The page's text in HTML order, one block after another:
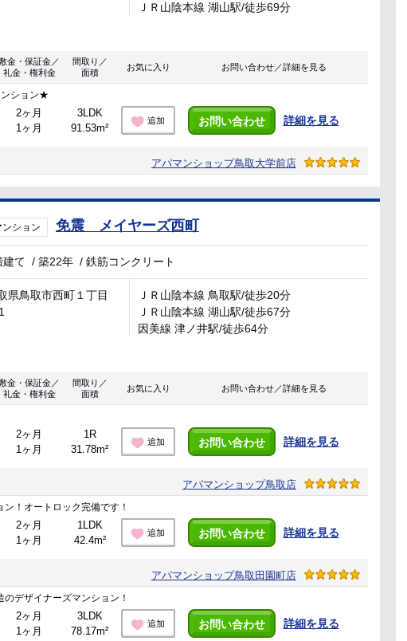
ＪＲ山陰本線 湖山駅/徒歩69分
金・保証金／
礼金・権利金
間取り／
面積
お気に入り お問い合わせ／詳細を見る
ション★
2ヶ月
1ヶ月
3LDK
91.53m²
追加 お問い合わせ 詳細を見る
アパマンショップ鳥取大学前店
ンション 免震 メイヤーズ西町
建て /築22年 /鉄筋コンクリート
県鳥取市西町１丁目
ＪＲ山陰本線 鳥取駅/徒歩20分
ＪＲ山陰本線 湖山駅/徒歩67分
因美線 津ノ井駅/徒歩64分
金・保証金／
礼金・権利金
間取り／
面積
お気に入り お問い合わせ／詳細を見る
2ヶ月
1ヶ月
1R
31.78m²
追加 お問い合わせ 詳細を見る
アパマンショップ鳥取店
！オートロック完備です！
2ヶ月
1ヶ月
1LDK
42.4m²
追加 お問い合わせ 詳細を見る
アパマンショップ鳥取田園町店
デザイナーズマンション！
2ヶ月
1ヶ月
3LDK
78.17m²
追加 お問い合わせ 詳細を見る